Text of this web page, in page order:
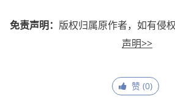
免责声明： 版权归属原作者，如有侵
声明>>
赞 (0)